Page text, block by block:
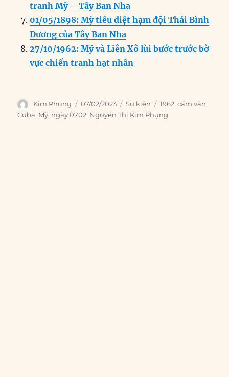
tranh Mỹ – Tây Ban Nha
01/05/1898: Mỹ tiêu diệt hạm đội Thái Bình
Dương của Tây Ban Nha
27/10/1962: Mỹ và Liên Xô lùi bước trước bờ
vực chiến tranh hạt nhân
Author
Kim Phụng
Posted
on
07/02/2023 Categories
Sự kiện Tags
1962,cấm vận,
Cuba, Mỹ, ngày 0702, Nguyễn Thị Kim Phụng